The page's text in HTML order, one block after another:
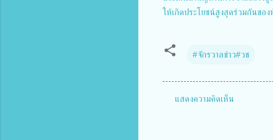
ให้เกิดประโยชน์สูงสุดร่วมกันของ
#จักรวาลข่าว#วช
แสดงความคิดเห็น